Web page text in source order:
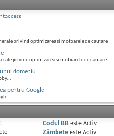
privind optimizarea si motoarele de cautare
privind optimizarea si motoarele de cautare
domeniu
pentru Google
Codul BBeste Activ
Zâmbeteeste Activ